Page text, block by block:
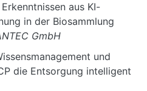
aus KI-
in der Biosammlung
GmbH
und
die Entsorgung intelligent